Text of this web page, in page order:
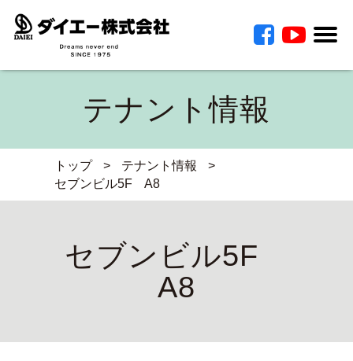
テナント情報
トップ > テナント情報
>
セブンビル5F A8
セブンビル5F
A8